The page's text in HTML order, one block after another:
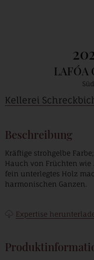
LAFÓA
Kellerei
Beschreibung
Kräftige strohgelbe
Hauch von Früchten
fein unterlegtes Holz
harmonischen Ganzen.
Expertise